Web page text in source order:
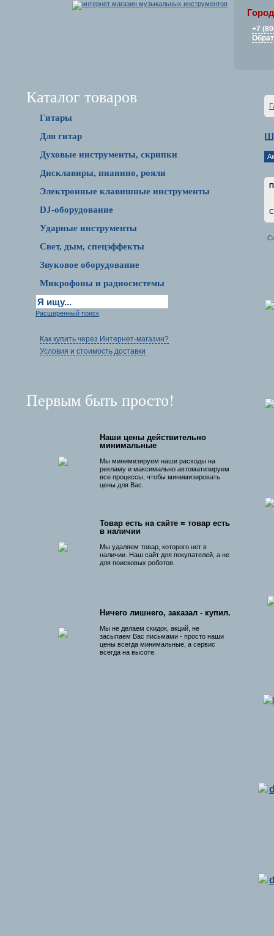
+7
Каталог товаров
Гитары
Для гитар
Духовые инструменты, скрипки
Дисклавиры, пианино, рояли
Электронные клавишные инструменты
DJ-оборудование
Ударные инструменты
Свет, дым, спецэффекты
Звуковое оборудование
Микрофоны и радиосистемы
Расширенный поиск
Как купить через Интернет-магазин?
Условия и стоимость доставки
Первым быть просто!
Наши цены действительно
минимальные
Мы минимизируем наши расходы на
рекламу и максимально автоматизируем
все процессы, чтобы минимизировать
цены для Вас.
Товар есть на сайте = товар есть
в наличии
Мы удаляем товар, которого нет в
наличии. Наш сайт для покупателей, а не
для поисковых роботов.
Ничего лишнего, заказал - купил.
Мы не делаем скидок, акций, не
засыпаем Вас письмами - просто наши
цены всегда минимальные, а сервис
всегда на высоте.